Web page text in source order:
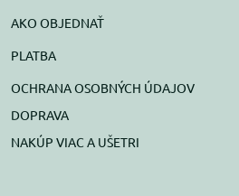
AKO OBJEDNAŤ
PLATBA
OCHRANA OSOBNÝCH ÚDAJOV
DOPRAVA
NAKÚP VIAC A UŠETRI